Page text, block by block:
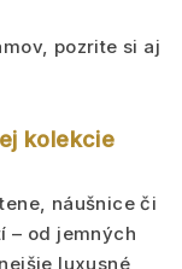
pozrite si aj
kolekcie
náušnice či
– od jemných
luxusné